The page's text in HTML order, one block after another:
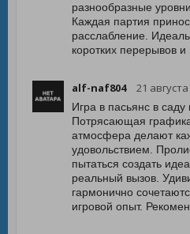
разнообразные
Каждая партия
расслабление.
коротких перерывов и
alf-naf804 21
Игра в пасьянс в
Потрясающая
атмосфера делают
удовольствием.
пытаться создать
реальный вызов.
гармонично
игровой опыт.